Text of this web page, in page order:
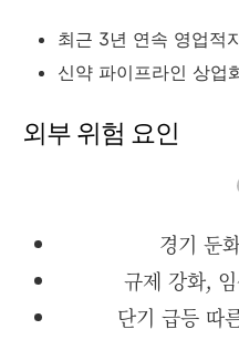
최근 3년 연속 영업적
신약 파이프라인 상업
외부 위험 요인
경기 둔
규제 강화,
단기 급등 따